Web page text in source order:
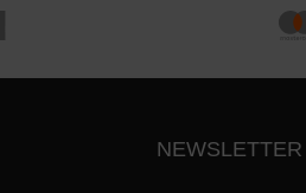
NEWSLETTER